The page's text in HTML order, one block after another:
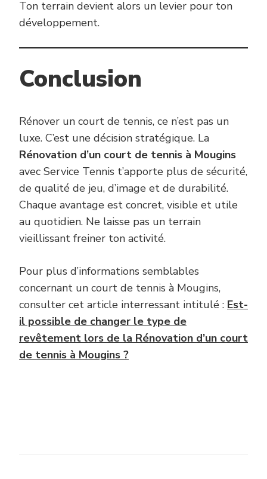
Ton terrain devient alors un levier pour ton
développement.
Conclusion
Rénover un court de tennis, ce n’est pas un
luxe. C’est une décision stratégique. La
Rénovation d’un court de tennis à Mougins
avec Service Tennis t’apporte plus de sécurité,
de qualité de jeu, d’image et de durabilité.
Chaque avantage est concret, visible et utile
au quotidien. Ne laisse pas un terrain
vieillissant freiner ton activité.
Pour plus d’informations semblables
concernant un court de tennis à Mougins,
consulter cet article interressant intitulé : Est-
il possible de changer le type de
revêtement lors de la Rénovation d’un court
de tennis à Mougins ?